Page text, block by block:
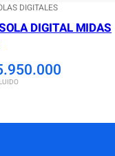
DIGITALES
DIGITAL MIDAS